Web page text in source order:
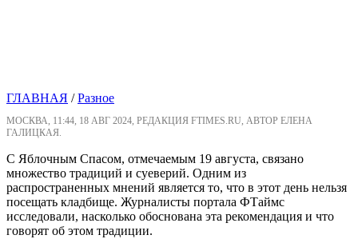
ГЛАВНАЯ /Разное
МОСКВА, 11:44, 18 АВГ 2024, РЕДАКЦИЯ FTIMES.RU, АВТОР ЕЛЕНА
ГАЛИЦКАЯ.
С Яблочным Спасом, отмечаемым 19 августа, связано
множество традиций и суеверий. Одним из
распространенных мнений является то, что в этот день нельзя
посещать кладбище. Журналисты портала ФТаймс
исследовали, насколько обоснована эта рекомендация и что
говорят об этом традиции.